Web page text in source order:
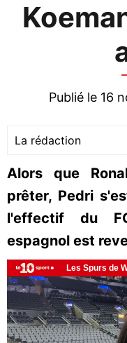
Publié le 16
La rédaction
Alors que
prêter, Pedri
l'effectif du
espagnol est